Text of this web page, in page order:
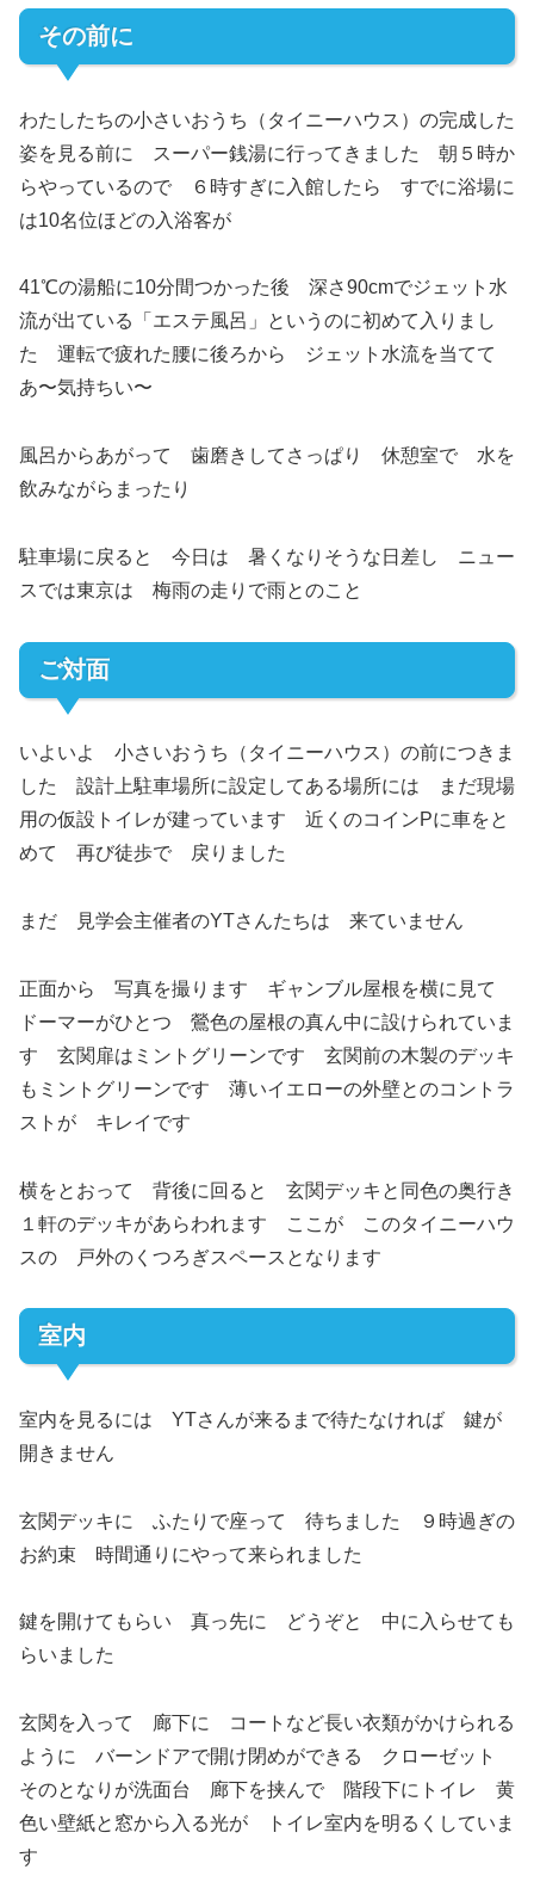
その前に
わたしたちの小さいおうち（タイニーハウス）の完成した
姿を見る前に スーパー銭湯に行ってきました 朝５時か
らやっているので ６時すぎに入館したら すでに浴場に
は10名位ほどの入浴客が
41℃の湯船に10分間つかった後 深さ90cmでジェット水
流が出ている「エステ風呂」というのに初めて入りまし
た 運転で疲れた腰に後ろから ジェット水流を当てて
あ〜気持ちい〜
風呂からあがって 歯磨きしてさっぱり 休憩室で 水を
飲みながらまったり
駐車場に戻ると 今日は 暑くなりそうな日差し ニュー
スでは東京は 梅雨の走りで雨とのこと
ご対面
いよいよ 小さいおうち（タイニーハウス）の前につきま
した 設計上駐車場所に設定してある場所には まだ現場
用の仮設トイレが建っています 近くのコインPに車をと
めて 再び徒歩で 戻りました
まだ 見学会主催者のYTさんたちは 来ていません
正面から 写真を撮ります ギャンブル屋根を横に見て
ドーマーがひとつ 鶯色の屋根の真ん中に設けられていま
す 玄関扉はミントグリーンです 玄関前の木製のデッキ
もミントグリーンです 薄いイエローの外壁とのコントラ
ストが キレイです
横をとおって 背後に回ると 玄関デッキと同色の奥行き
１軒のデッキがあらわれます ここが このタイニーハウ
スの 戸外のくつろぎスペースとなります
室内
室内を見るには YTさんが来るまで待たなければ 鍵が
開きません
玄関デッキに ふたりで座って 待ちました ９時過ぎの
お約束 時間通りにやって来られました
鍵を開けてもらい 真っ先に どうぞと 中に入らせても
らいました
玄関を入って 廊下に コートなど長い衣類がかけられる
ように バーンドアで開け閉めができる クローゼット
そのとなりが洗面台 廊下を挟んで 階段下にトイレ 黄
色い壁紙と窓から入る光が トイレ室内を明るくしていま
す